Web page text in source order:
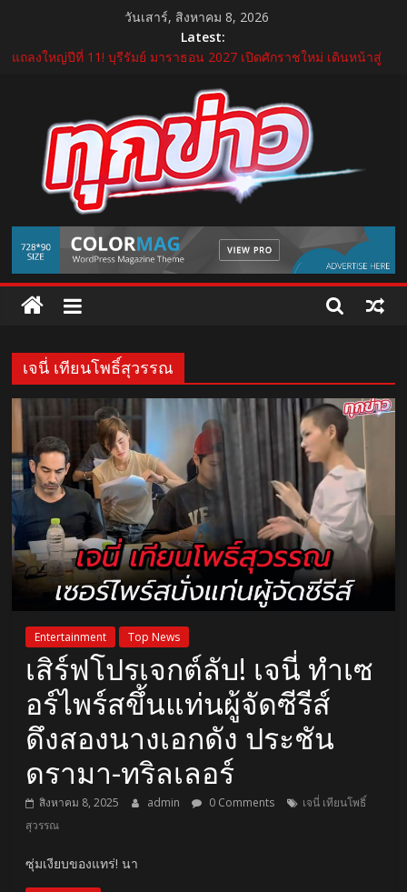
content
วันเสาร์, สิงหาคม 8, 2026
Latest:
แถลงใหญ่ปีที่ 11! บุรีรัมย์ มาราธอน 2027 เปิดศักราชใหม่ เดินหน้าสู่
อ้วยอันโอสถ รับรางวัล “สุดยอด SME แห่งชาติ ครั้งที่ 18” ตอกย้ำธุรกิจ
สมุนไพรไทยที่เติบโตด้วยมาตรฐาน นวัตกรรม และความโปร่งใส
บีโอไอผนึกพันธมิตรจัด THECA 2026 เชื่อมห่วงโซ่อิเล็กทรอนิกส์ หนุน
ไทยสู่ฐานผลิตเทคโนโลยีขั้นสูง
กระทรวงคมนาคม เปิดนิทรรศการ “เกษมสุขทุกค่ำเช้า” เฉลิม
พระชนมพรรษา พระบาทสมเด็จพระเจ้าอยู่หัว 28 กรกฎาคม 2569
“GDH” เปิดโผโปรเจกต์ใหม่ใน “GDH CIRCLES Feel Good โคจร
ความสุข สนุกกว่าที่เคย”
TukKhao
AllNews
เจนี่ เทียนโพธิ์สุวรรณ
Entertainment Top News
เสิร์ฟโปรเจกต์ลับ! เจนี่ ทำเซ
อร์ไพร์สขึ้นแท่นผู้จัดซีรีส์
ดึงสองนางเอกดัง ประชัน
ดรามา-ทริลเลอร์
สิงหาคม 8, 2025 admin 0 Comments
เจนี่ เทียนโพธิ์
สุวรรณ
ซุ่มเงียบของแทร่! นา